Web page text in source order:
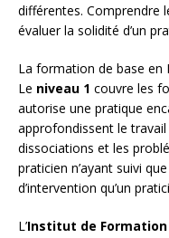
différentes. Comprendre
évaluer la solidité d’un
La formation de base en
Le niveau 1 couvre les
autorise une pratique
approfondissent le
dissociations et les
praticien n’ayant suivi
d’intervention qu’un
L’Institut de Formation